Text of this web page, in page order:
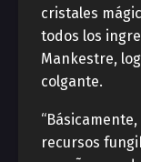
cristales
todos los
Mankestre,
colgante.
recursos